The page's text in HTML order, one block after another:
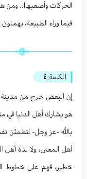
الحركات وأصعبها!.. ومن
فيما وراء الطبيعة،
الكلمة:٤
إن البعض خرج من مدينة
هو يشارك أهل الدنيا في
بالله -عز وجل- لتطمئن
أهل المعنى، ولا لذة أهل
خطير، فهم على خطوط